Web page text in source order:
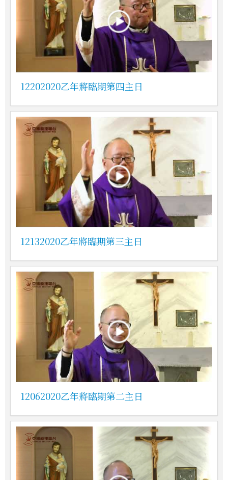
12202020乙年將臨期第四主日
12132020乙年將臨期第三主日
12062020乙年將臨期第二主日